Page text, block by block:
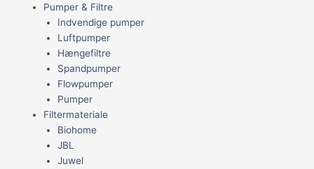
Pumper & Filtre
Indvendige pumper
Luftpumper
Hængefiltre
Spandpumper
Flowpumper
Pumper
Filtermateriale
Biohome
JBL
Juwel